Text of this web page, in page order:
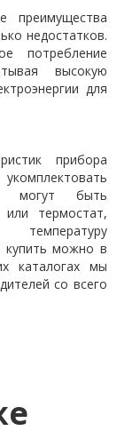
преимущества
недостатков.
потребление
высокую
для
прибора
могут быть
или термостат,
температуру
купить можно в
каталогах мы
со всего